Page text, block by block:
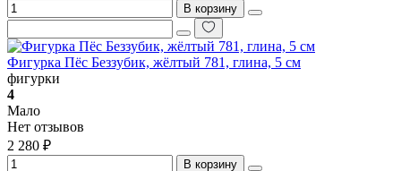
В корзину
Фигурка Пёс Беззубик, жёлтый 781, глина, 5 см
фигурки
4
Мало
Нет отзывов
2 280 ₽
В корзину